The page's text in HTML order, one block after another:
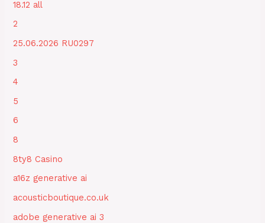
18.12 all
2
25.06.2026 RU0297
3
4
5
6
8
8ty8 Casino
a16z generative ai
acousticboutique.co.uk
adobe generative ai 3